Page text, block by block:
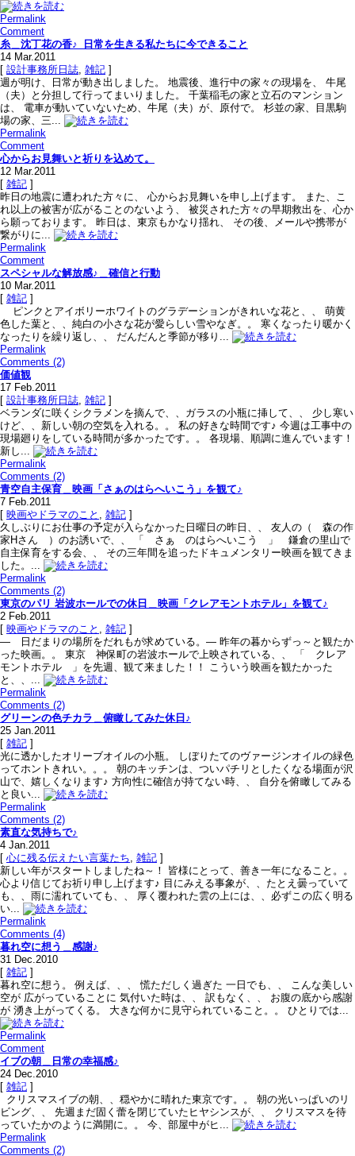
Permalink
Comment
糸＿沈丁花の香♪_日常を生きる私たちに今できること
14 Mar.2011
[ 設計事務所日誌, 雑記 ]
週が明け、日常が動き出しました。 地震後、進行中の家々の現場を、 牛尾
（夫）と分担して行ってまいりました。 千葉稲毛の家と立石のマンション
は、 電車が動いていないため、牛尾（夫）が、原付で。 杉並の家、目黒駒
場の家、三...
Permalink
Comment
心からお見舞いと祈りを込めて。
12 Mar.2011
[ 雑記 ]
昨日の地震に遭われた方々に、 心からお見舞いを申し上げます。 また、こ
れ以上の被害が広がることのないよう、 被災された方々の早期救出を、心か
ら願っております。 昨日は、東京もかなり揺れ、 その後、メールや携帯が
繋がりに...
Permalink
Comment
スペシャルな解放感♪＿確信と行動
10 Mar.2011
[ 雑記 ]
ピンクとアイボリーホワイトのグラデーションがきれいな花と、、 萌黄
色した葉と、、純白の小さな花が愛らしい雪やなぎ。。 寒くなったり暖かく
なったりを繰り返し、、 だんだんと季節が移り...
Permalink
Comments (2)
価値観
17 Feb.2011
[ 設計事務所日誌, 雑記 ]
ベランダに咲くシクラメンを摘んで、、ガラスの小瓶に挿して、、 少し寒い
けど、、新しい朝の空気を入れる。。 私の好きな時間です♪ 今週は工事中の
現場廻りをしている時間が多かったです。。 各現場、順調に進んでいます！
新し...
Permalink
Comments (2)
青空自主保育＿映画「さぁのはらへいこう」を観て♪
7 Feb.2011
[ 映画やドラマのこと , 雑記 ]
久しぶりにお仕事の予定が入らなかった日曜日の昨日、、 友人の（ 森の作
家Hさん ）のお誘いで、、 「 さぁ のはらへいこう 」 鎌倉の里山で
自主保育をする会、、 その三年間を追ったドキュメンタリー映画を観てきま
した。...
Permalink
Comments (2)
東京のパリ 岩波ホールでの休日＿映画「クレアモントホテル」を観て♪
2 Feb.2011
[ 映画やドラマのこと , 雑記 ]
― 日だまりの場所をだれもが求めている。― 昨年の暮からずっ～と観たか
った映画。。 東京 神保町の岩波ホールで上映されている、、 「 クレア
モントホテル 」を先週、観て来ました！！ こういう映画を観たかった
と、、...
Permalink
Comments (2)
グリーンの色チカラ＿俯瞰してみた休日♪
25 Jan.2011
[ 雑記 ]
光に透かしたオリーブオイルの小瓶。 しぼりたてのヴァージンオイルの緑色
ってホントきれい。。。 朝のキッチンは、ついパチリとしたくなる場面が沢
山で、嬉しくなります♪ 方向性に確信が持てない時、、 自分を俯瞰してみる
と良い...
Permalink
Comments (2)
素直な気持ちで♪
4 Jan.2011
[ 心に残る伝えたい言葉たち, 雑記 ]
新しい年がスタートしましたね～！ 皆様にとって、善き一年になること。。
心より信じてお祈り申し上げます♪ 目にみえる事象が、、たとえ曇っていて
も、、雨に濡れていても、、 厚く覆われた雲の上には、、必ずこの広く明る
い...
Permalink
Comments (4)
暮れ空に想う＿感謝♪
31 Dec.2010
[ 雑記 ]
暮れ空に想う。 例えば、、、 慌ただしく過ぎた 一日でも、、 こんな美しい
空が 広がっていることに 気付いた時は、、 訳もなく、、 お腹の底から感謝
が 湧き上がってくる。 大きな何かに見守られていること。。 ひとりでは...
Permalink
Comment
イブの朝＿日常の幸福感♪
24 Dec.2010
[ 雑記 ]
クリスマスイブの朝、、穏やかに晴れた東京です。。 朝の光いっぱいのリ
ビング、、 先週まだ固く蕾を閉じていたヒヤシンスが、、 クリスマスを待
っていたかのように満開に。。 今、部屋中がヒ...
Permalink
Comments (2)